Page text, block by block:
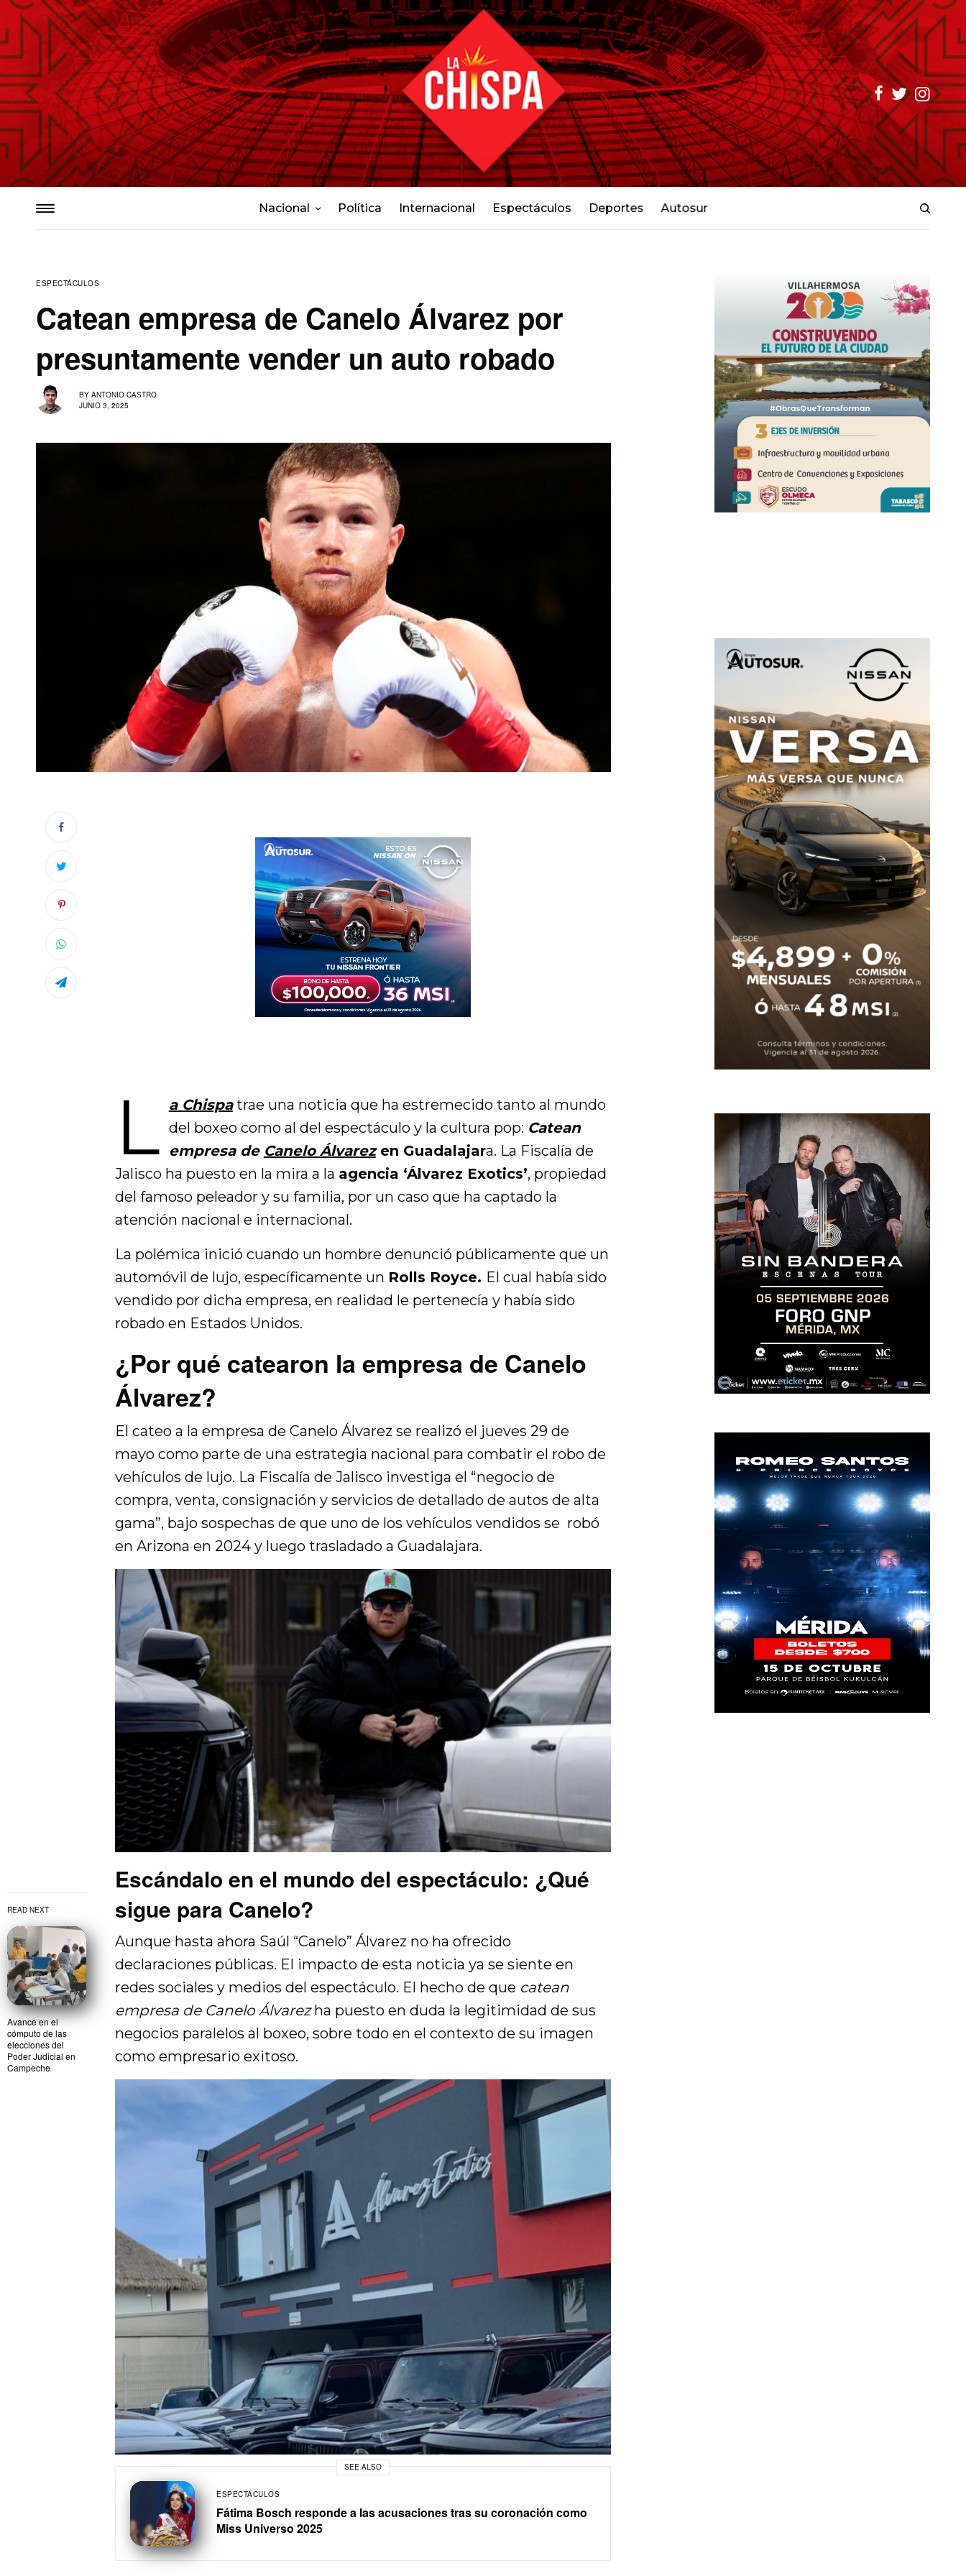
Nacional Política Internacional Espectáculos Deportes Autosur
ESPECTÁCULOS
Catean empresa de Canelo Álvarez por
presuntamente vender un auto robado
BY ANTONIO CASTRO
JUNIO 3, 2025
READ NEXT
Avance en el
cómputo de las
elecciones del
Poder Judicial en
Campeche
L a Chispatrae una noticia que ha estremecido tanto al mundo
del boxeo como al del espectáculo y la cultura pop: Catean
empresa de Canelo Álvarezen Guadalajara. La Fiscalía de
Jalisco ha puesto en la mira a la agencia ‘Álvarez Exotics’, propiedad
del famoso peleador y su familia, por un caso que ha captado la
atención nacional e internacional.
La polémica inició cuando un hombre denunció públicamente que un
automóvil de lujo, específicamente un Rolls Royce. El cual había sido
vendido por dicha empresa, en realidad le pertenecía y había sido
robado en Estados Unidos.
¿Por qué catearon la empresa de Canelo
Álvarez?
El cateo a la empresa de Canelo Álvarez se realizó el jueves 29 de
mayo como parte de una estrategia nacional para combatir el robo de
vehículos de lujo. La Fiscalía de Jalisco investiga el “negocio de
compra, venta, consignación y servicios de detallado de autos de alta
gama”, bajo sospechas de que uno de los vehículos vendidos se robó
en Arizona en 2024 y luego trasladado a Guadalajara.
Escándalo en el mundo del espectáculo: ¿Qué
sigue para Canelo?
Aunque hasta ahora Saúl “Canelo” Álvarez no ha ofrecido
declaraciones públicas. El impacto de esta noticia ya se siente en
redes sociales y medios del espectáculo. El hecho de que catean
empresa de Canelo Álvarezha puesto en duda la legitimidad de sus
negocios paralelos al boxeo, sobre todo en el contexto de su imagen
como empresario exitoso.
SEE ALSO
ESPECTÁCULOS
Fátima Bosch responde a las acusaciones tras su coronación como
Miss Universo 2025